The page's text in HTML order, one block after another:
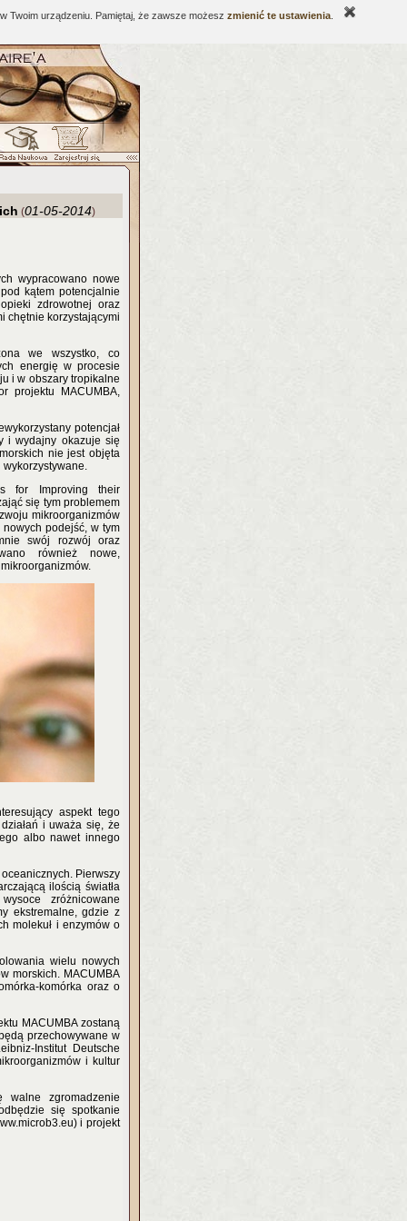
Twoim urządzeniu. Pamiętaj, że zawsze możesz zmienić te ustawienia
(01-05-2014)
wypracowano nowe
kątem potencjalnie
zdrowotnej oraz
chętnie korzystającymi
we wszystko, co
energię w procesie
i w obszary tropikalne
projektu MACUMBA,
potencjał
i wydajny okazuje się
nie jest objęta
for Improving their
się tym problemem
mikroorganizmów
podejść, w tym
swój rozwój oraz
również nowe,
aspekt tego
i uważa się, że
albo nawet innego
Pierwszy
ilością światła
zróżnicowane
ekstremalne, gdzie z
molekuł i enzymów o
wielu nowych
morskich. MACUMBA
komórka oraz o
MACUMBA zostaną
przechowywane w
Institut Deutsche
i kultur
zgromadzenie
się spotkanie
i projekt